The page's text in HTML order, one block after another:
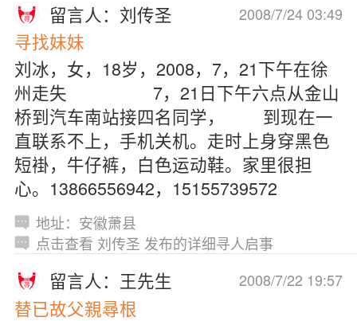
2008/7/24 03:49
留言人：刘传圣
寻找妹妹
刘冰，女，18岁，2008，7，21下午在徐
州走失 7，21日下午六点从金山
桥到汽车南站接四名同学， 到现在一
直联系不上，手机关机。走时上身穿黑色
短褂，牛仔裤，白色运动鞋。家里很担
心。13866556942，15155739572
地址：安徽萧县
点击查看 刘传圣 发布的详细寻人启事
2008/7/22 19:57
留言人：王先生
替已故父親尋根